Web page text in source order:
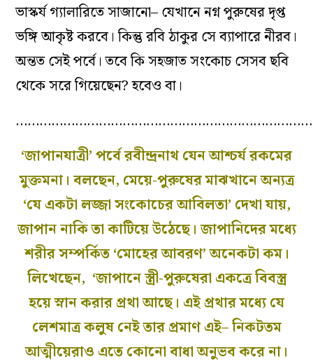
ভাস্কর্য গ্যালারিতে সাজানো– যেখানে নগ্ন পুরুষের দৃপ্ত
ভঙ্গি আকৃষ্ট করবে। কিন্তু রবি ঠাকুর সে ব্যাপারে নীরব।
অন্তত সেই পর্বে। তবে কি সহজাত সংকোচ সেসব ছবি
থেকে সরে গিয়েছেন? হবেও বা।
‘জাপানযাত্রী’ পর্বে রবীন্দ্রনাথ যেন আশ্চর্য রকমের
মুক্তমনা। বলছেন, মেয়ে-পুরুষের মাঝখানে অন্যত্র
‘যে একটা লজ্জা সংকোচের আবিলতা’ দেখা যায়,
জাপান নাকি তা কাটিয়ে উঠেছে। জাপানিদের মধ্যে
শরীর সম্পর্কিত ‘মোহের আবরণ’ অনেকটা কম।
লিখেছেন, ‘জাপানে স্ত্রী-পুরুষেরা একত্রে বিবস্ত্র
হয়ে স্নান করার প্রথা আছে। এই প্রথার মধ্যে যে
লেশমাত্র কলুষ নেই তার প্রমাণ এই– নিকটতম
আত্মীয়েরাও এতে কোনো বাধা অনুভব করে না।